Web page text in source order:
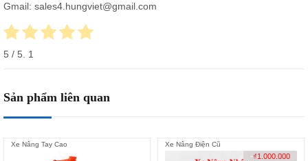
Gmail: sales4.hungviet@gmail.com
5 / 5. 1
Sản phẩm liên quan
Xe Nâng Tay Cao Xe Nâng Điện Cũ
-₫1.000.000